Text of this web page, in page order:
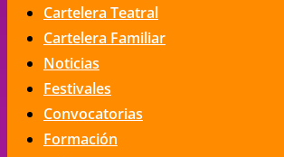
Cartelera Teatral
Cartelera Familiar
Noticias
Festivales
Convocatorias
Formación